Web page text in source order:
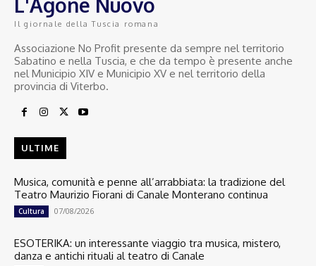
Il giornale della Tuscia romana
Associazione No Profit presente da sempre nel territorio
Sabatino e nella Tuscia, e che da tempo è presente anche
nel Municipio XIV e Municipio XV e nel territorio della
provincia di Viterbo.
ULTIME
Musica, comunità e penne all’arrabbiata: la tradizione del
Teatro Maurizio Fiorani di Canale Monterano continua
Cultura 07/08/2026
ESOTERIKA: un interessante viaggio tra musica, mistero,
danza e antichi rituali al teatro di Canale